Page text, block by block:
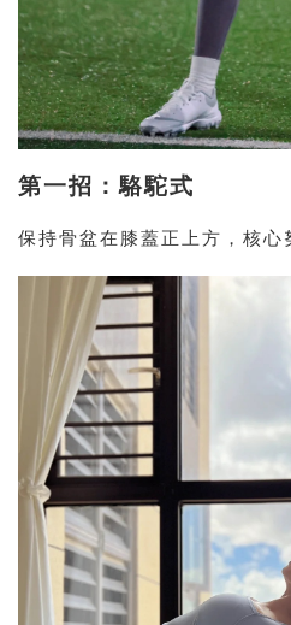
第一招：駱駝式
保持骨盆在膝蓋正上方，核心